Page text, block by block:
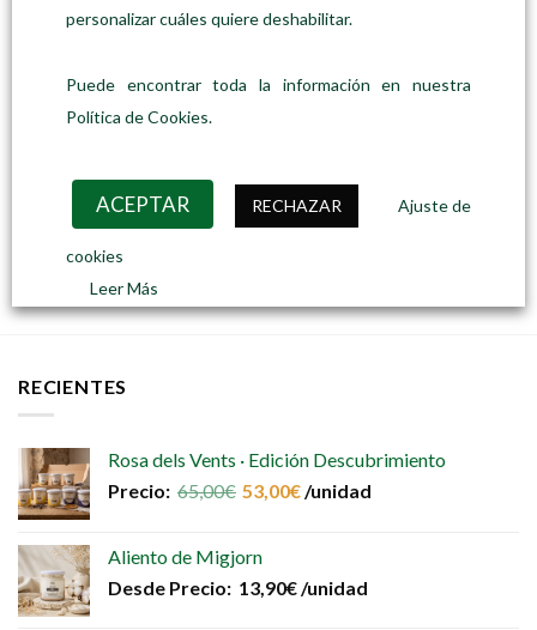
Pack de afeitado y/o depilado Zero Waste
Precio:19,50€/unidad
RECIENTES
Rosa dels Vents · Edición Descubrimiento
Precio: 65,00€ 53,00€/unidad
Aliento de Migjorn
Desde Precio: 13,90€/unidad
personalizar cuáles quiere deshabilitar.
Puede encontrar toda la información en nuestra
Política de Cookies.
ACEPTAR RECHAZAR Ajuste de
cookies
Leer Más